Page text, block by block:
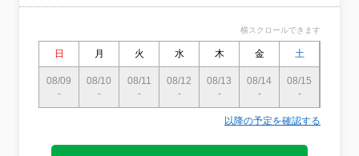
になりました。ご希望の方はオプションか
汚れ落ちの面では、エコ洗剤よりも通常の
エアコン洗剤の方が勝ります。
横スクロールできます
日 月 火 水 木 金 土
08/09
-
08/10
-
08/11
-
08/12
-
08/13
-
08/14
-
08/15
-
以降の予定を確認する